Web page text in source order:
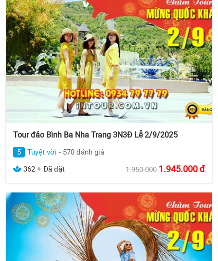
Tour đảo Bình Ba Nha Trang 3N3Đ Lễ 2/9/2025
5 Tuyệt vời - 570 đánh giá
362 + Đã đặt
1.950.000 1.945.000đ